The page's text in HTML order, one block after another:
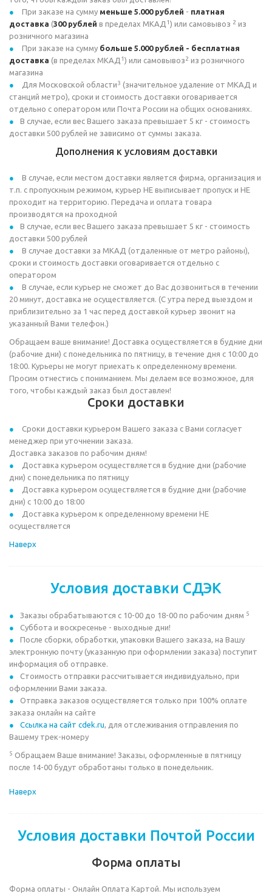
При заказе на сумму меньше 5.000 рублей - платная
доставка (300 рублей в пределах МКАД 1) или самовывоз 2 из
розничного магазина
При заказе на сумму больше 5.000 рублей - бесплатная
доставка (в пределах МКАД 1) или самовывоз2 из розничного
магазина
Для Московской области3 (значительное удаление от МКАД и
станций метро), сроки и стоимость доставки оговаривается
отдельно с оператором или Почта России на общих основаниях.
В случае, если вес Вашего заказа превышает 5 кг - стоимость
доставки 500 рублей не зависимо от суммы заказа.
Дополнения к условиям доставки
В случае, если местом доставки является фирма, организация и
т.п. с пропускным режимом, курьер НЕ выписывает пропуск и НЕ
проходит на территорию. Передача и оплата товара
производятся на проходной
В случае, если вес Вашего заказа превышает 5 кг - стоимость
доставки 500 рублей
В случае доставки за МКАД (отдаленные от метро районы),
сроки и стоимость доставки оговаривается отдельно с
оператором
В случае, если курьер не сможет до Вас дозвониться в течении
20 минут, доставка не осуществляется. (С утра перед выездом и
приблизительно за 1 час перед доставкой курьер звонит на
указанный Вами телефон.)
Обращаем ваше внимание! Доставка осуществляется в будние дни
(рабочие дни) с понедельника по пятницу, в течение дня с 10:00 до
18:00. Курьеры не могут приехать к определенному времени.
Просим отнестись с пониманием. Мы делаем все возможное, для
того, чтобы каждый заказ был доставлен!
Сроки доставки
Сроки доставки курьером Вашего заказа с Вами согласует
менеджер при уточнении заказа.
Доставка заказов по рабочим дням!
Доставка курьером осуществляется в будние дни (рабочие
дни) с понедельника по пятницу
Доставка курьером осуществляется в будние дни (рабочие
дни) с 10:00 до 18:00
Доставка курьером к определенному времени НЕ
осуществляется
Наверх
Условия доставки СДЭК
Заказы обрабатываются с 10-00 до 18-00 по рабочим дням 5
Суббота и воскресенье - выходные дни!
После сборки, обработки, упаковки Вашего заказа, на Вашу
электронную почту (указанную при оформлении заказа) поступит
информация об отправке.
Стоимость отправки рассчитывается индивидуально, при
оформлении Вами заказа.
Отправка заказов осуществляется только при 100% оплате
заказа онлайн на сайте
Ссылка на сайт cdek.ru, для отслеживания отправления по
Вашему трек-номеру
5 Обращаем Ваше внимание! Заказы, оформленные в пятницу
после 14-00 будут обработаны только в понедельник.
Наверх
Условия доставки Почтой России
Форма оплаты
Форма оплаты - Онлайн Оплата Картой. Мы используем